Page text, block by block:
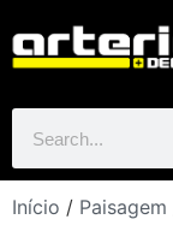
Início / Paisagem